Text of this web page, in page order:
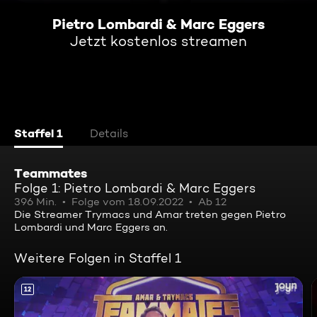
Pietro Lombardi & Marc Eggers
Jetzt kostenlos streamen
Staffel 1 Details
Teammates
Folge 1: Pietro Lombardi & Marc Eggers
396 Min. Folge vom 18.09.2022
Ab 12
Die Streamer Trymacs und Amar treten gegen Pietro
Lombardi und Marc Eggers an.
Weitere Folgen in Staffel 1
12